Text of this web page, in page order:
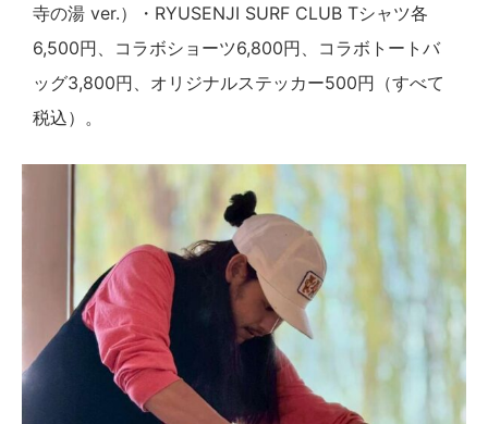
寺の湯 ver.）・RYUSENJI SURF CLUB Tシャツ各
6,500円、コラボショーツ6,800円、コラボトートバ
ッグ3,800円、オリジナルステッカー500円（すべて
税込）。